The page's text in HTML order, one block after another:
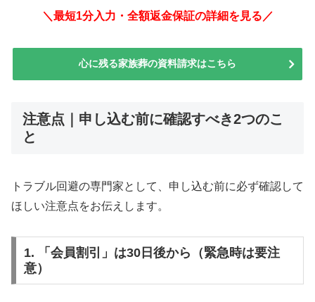
＼最短1分入力・全額返金保証の詳細を見る／
心に残る家族葬の資料請求はこちら
注意点｜申し込む前に確認すべき2つのこ
と
トラブル回避の専門家として、申し込む前に必ず確認して
ほしい注意点をお伝えします。
1. 「会員割引」は30日後から（緊急時は要注
意）